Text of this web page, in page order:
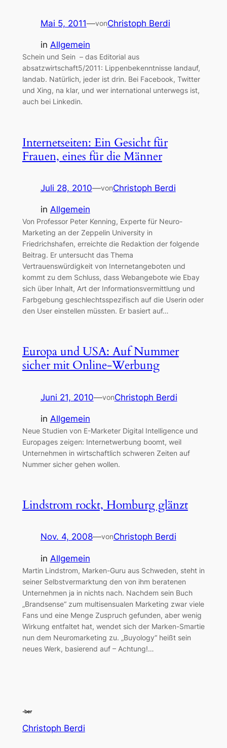
Mai 5, 2011—vonChristoph Berdi
in Allgemein
Schein und Sein – das Editorial aus
absatzwirtschaft5/2011: Lippenbekenntnisse landauf,
landab. Natürlich, jeder ist drin. Bei Facebook, Twitter
und Xing, na klar, und wer international unterwegs ist,
auch bei Linkedin.
Internetseiten: Ein Gesicht für
Frauen, eines für die Männer
Juli 28, 2010—vonChristoph Berdi
in Allgemein
Von Professor Peter Kenning, Experte für Neuro-
Marketing an der Zeppelin University in
Friedrichshafen, erreichte die Redaktion der folgende
Beitrag. Er untersucht das Thema
Vertrauenswürdigkeit von Internetangeboten und
kommt zu dem Schluss, dass Webangebote wie Ebay
sich über Inhalt, Art der Informationsvermittlung und
Farbgebung geschlechtsspezifisch auf die Userin oder
den User einstellen müssten. Er basiert auf…
Europa und USA: Auf Nummer
sicher mit Online-Werbung
Juni 21, 2010—vonChristoph Berdi
in Allgemein
Neue Studien von E-Marketer Digital Intelligence und
Europages zeigen: Internetwerbung boomt, weil
Unternehmen in wirtschaftlich schweren Zeiten auf
Nummer sicher gehen wollen.
Lindstrom rockt, Homburg glänzt
Nov. 4, 2008—vonChristoph Berdi
in Allgemein
Martin Lindstrom, Marken-Guru aus Schweden, steht in
seiner Selbstvermarktung den von ihm beratenen
Unternehmen ja in nichts nach. Nachdem sein Buch
„Brandsense“ zum multisensualen Marketing zwar viele
Fans und eine Menge Zuspruch gefunden, aber wenig
Wirkung entfaltet hat, wendet sich der Marken-Smartie
nun dem Neuromarketing zu. „Buyology“ heißt sein
neues Werk, basierend auf – Achtung!…
Christoph Berdi